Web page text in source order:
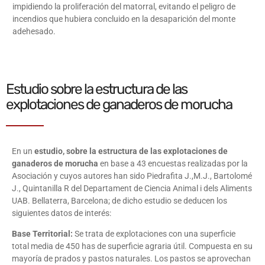
impidiendo la proliferación del matorral, evitando el peligro de
incendios que hubiera concluido en la desaparición del monte
adehesado.
Estudio sobre la estructura de las
explotaciones de ganaderos de morucha
En un estudio, sobre la estructura de las explotaciones de
ganaderos de morucha en base a 43 encuestas realizadas por la
Asociación y cuyos autores han sido Piedrafita J.,M.J., Bartolomé
J., Quintanilla R del Departament de Ciencia Animal i dels Aliments
UAB. Bellaterra, Barcelona; de dicho estudio se deducen los
siguientes datos de interés:
Base Territorial: Se trata de explotaciones con una superficie
total media de 450 has de superficie agraria útil. Compuesta en su
mayoría de prados y pastos naturales. Los pastos se aprovechan